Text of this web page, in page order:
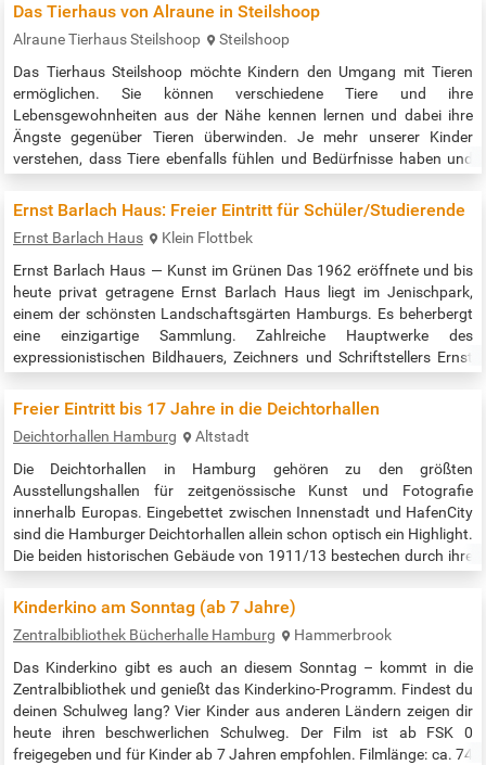
zusammen. Diese wohlhabende Berufsorganisation lieβ auf dem
Gelände bei der…
Das Tierhaus von Alraune in Steilshoop
Alraune Tierhaus Steilshoop
Steilshoop
Das Tierhaus Steilshoop möchte Kindern den Umgang mit Tieren
ermöglichen. Sie können verschiedene Tiere und ihre
Lebensgewohnheiten aus der Nähe kennen lernen und dabei ihre
Ängste gegenüber Tieren überwinden. Je mehr unserer Kinder
verstehen, dass Tiere ebenfalls fühlen und Bedürfnisse haben und
desto mehr Erwachsene wird es geben, die unsere Gesellschaft und
Ernst Barlach Haus: Freier Eintritt für Schüler/Studierende
Ernst Barlach Haus
Klein Flottbek
Ernst Barlach Haus — Kunst im Grünen Das 1962 eröffnete und bis
heute privat getragene Ernst Barlach Haus liegt im Jenischpark,
einem der schönsten Landschaftsgärten Hamburgs. Es beherbergt
eine einzigartige Sammlung. Zahlreiche Hauptwerke des
expressionistischen Bildhauers, Zeichners und Schriftstellers Ernst
seiner kostbaren Holzskulpturen. Neben wechselnden
Freier Eintritt bis 17 Jahre in die Deichtorhallen
Deichtorhallen Hamburg
Altstadt
Die Deichtorhallen in Hamburg gehören zu den größten
Ausstellungshallen für zeitgenössische Kunst und Fotografie
innerhalb Europas. Eingebettet zwischen Innenstadt und HafenCity
sind die Hamburger Deichtorhallen allein schon optisch ein Highlight.
Die beiden historischen Gebäude von 1911/13 bestechen durch ihre
internationale Großausstellungen. Wenn man hier ankommt, so
Kinderkino am Sonntag (ab 7 Jahre)
Zentralbibliothek Bücherhalle Hamburg
Hammerbrook
Das Kinderkino gibt es auch an diesem Sonntag – kommt in die
Zentralbibliothek und genießt das Kinderkino-Programm. Findest du
deinen Schulweg lang? Vier Kinder aus anderen Ländern zeigen dir
heute ihren beschwerlichen Schulweg. Der Film ist ab FSK 0
freigegeben und für Kinder ab 7 Jahren empfohlen. Filmlänge: ca. 74